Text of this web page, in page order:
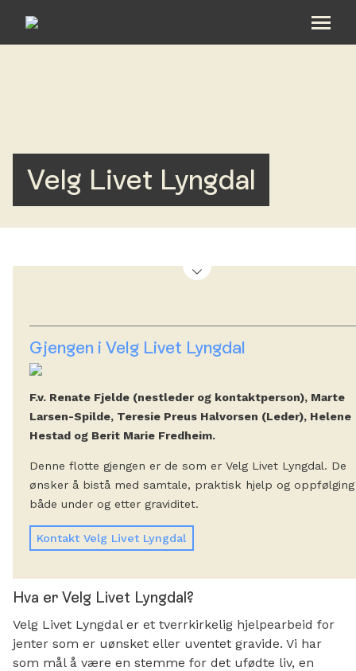
Hva skjer hos oss
Bli med
Kalender
Velg Livet Lyngdal
Gjengen i Velg Livet Lyngdal
F.v. Renate Fjelde (nestleder og kontaktperson), Marte
Larsen-Spilde, Teresie Preus Halvorsen (Leder), Helene
Hestad og Berit Marie Fredheim.
Denne flotte gjengen er de som er Velg Livet Lyngdal. De
ønsker å bistå med samtale, praktisk hjelp og oppfølging
både under og etter graviditet.
Kontakt Velg Livet Lyngdal
Hva er Velg Livet Lyngdal?
Velg Livet Lyngdal er et tverrkirkelig hjelpearbeid for
jenter som er uønsket eller uventet gravide. Vi har
som mål å være en stemme for det ufødte liv, en